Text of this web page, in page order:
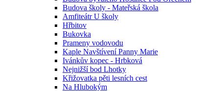
Budova školy - Mateřská škola
Amfiteátr U školy
Hřbitov
Bukovka
Prameny vodovodu
Kaple Navštívení Panny Marie
Ivánkův kopec - Hrbková
Nejnižší bod Lhotky
Křižovatka pěti lesních cest
Na Hlubokým